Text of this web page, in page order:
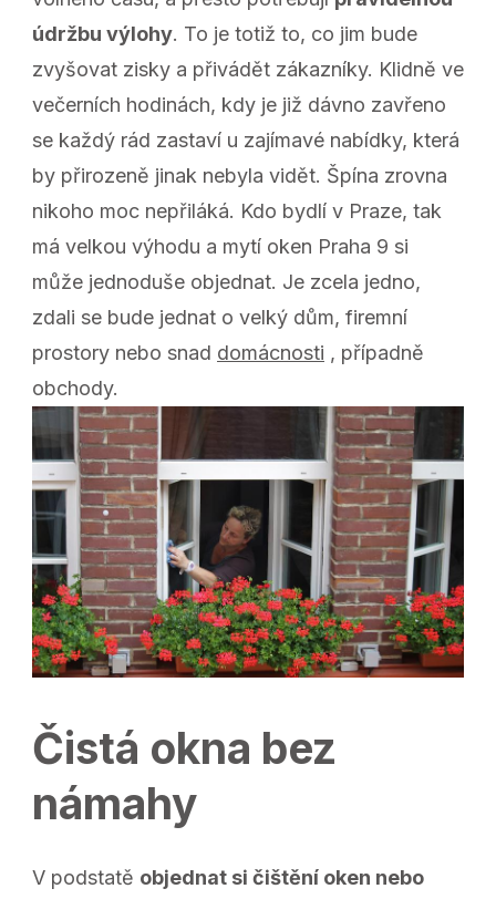
údržbu výlohy. To je totiž to, co jim bude
zvyšovat zisky a přivádět zákazníky. Klidně ve
večerních hodinách, kdy je již dávno zavřeno
se každý rád zastaví u zajímavé nabídky, která
by přirozeně jinak nebyla vidět. Špína zrovna
nikoho moc nepřiláká. Kdo bydlí v Praze, tak
má velkou výhodu a mytí oken Praha 9 si
může jednoduše objednat. Je zcela jedno,
zdali se bude jednat o velký dům, firemní
prostory nebo snad domácnosti , případně
obchody.
Čistá okna bez
námahy
V podstatě objednat si čištění oken nebo